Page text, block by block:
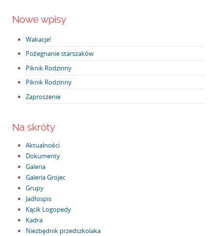
Nowe wpisy
Wakacje!
Pożegnanie starszaków
Piknik Rodzinny
Piknik Rodzinny
Zaproszenie
Na skróty
Aktualności
Dokumenty
Galeria
Galeria Grojec
Grupy
Jadłospis
Kącik Logopedy
Kadra
Niezbędnik przedszkolaka